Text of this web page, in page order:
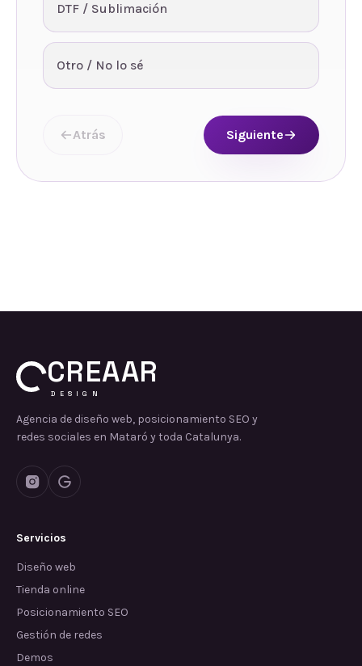
DTF / Sublimación
Otro / No lo sé
Atrás Siguiente
CREAAR
DESIGN
Agencia de diseño web, posicionamiento SEO y
redes sociales en Mataró y toda Catalunya.
Servicios
Diseño web
Tienda online
Posicionamiento SEO
Gestión de redes
Demos